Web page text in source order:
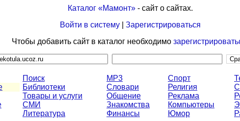
Каталог «Мамонт»- сайт о сайтах.
Войти в систему| Зарегистрироваться
Чтобы добавить сайт в каталог необходимо
Поиск
Библиотеки
Товары и услуги
СМИ
Литература
MP3
Словари
Общение
Знакомства
Финансы
Спорт
Религия
Реклама
Компьютеры
Юмор